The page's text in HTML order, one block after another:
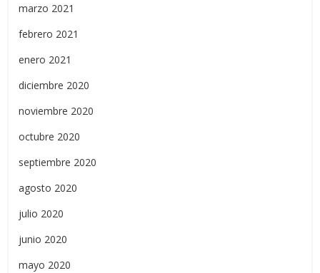
marzo 2021
febrero 2021
enero 2021
diciembre 2020
noviembre 2020
octubre 2020
septiembre 2020
agosto 2020
julio 2020
junio 2020
mayo 2020